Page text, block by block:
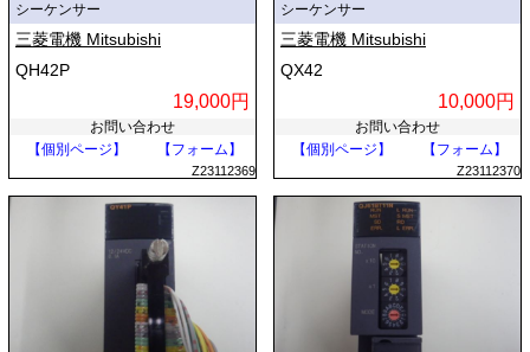
シーケンサー
三菱電機 Mitsubishi
QH42P
19,000円
お問い合わせ
【個別ページ】
【フォーム】
Z23112369
シーケンサー
三菱電機 Mitsubishi
QX42
10,000円
お問い合わせ
【個別ページ】
【フォーム】
Z23112370